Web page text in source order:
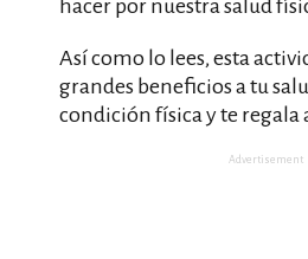
hacer por nuestra salud
Así como lo lees, esta
grandes beneficios a tu
condición física y te regala
Advertisement